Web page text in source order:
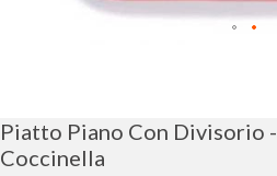
galleria
di
immagini
Piatto Piano Con Divisorio -
Coccinella